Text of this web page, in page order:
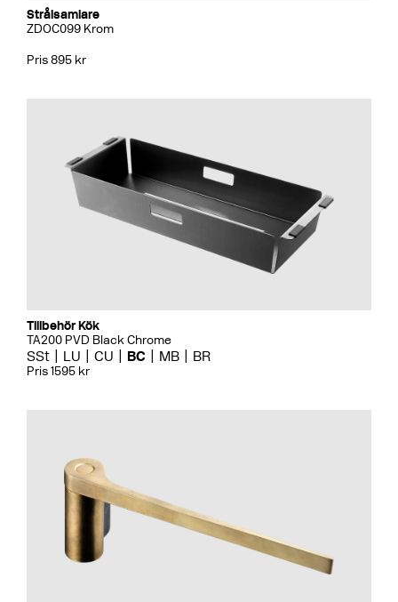
Strålsamlare
ZDOC099 Krom
Pris 895 kr
Tillbehör Kök
TA200 PVD Black Chrome
SSt LU CU BC MB BR
Pris 1595 kr